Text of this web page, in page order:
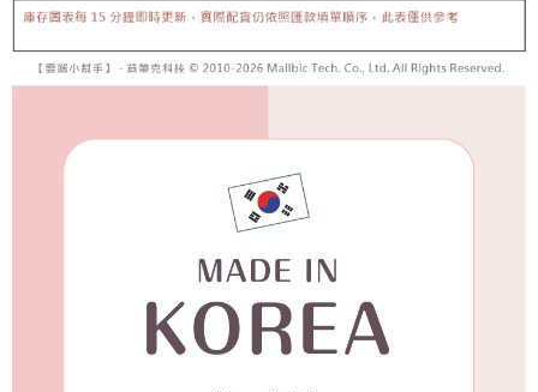
其他海外郵寄 查看運費
香港澳門地區 查看運費